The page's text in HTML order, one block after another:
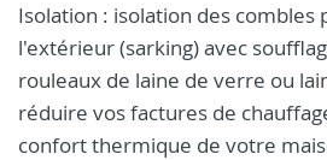
Isolation : isolation des
l'extérieur (sarking) avec
rouleaux de laine de verre ou
réduire vos factures de
confort thermique de votre